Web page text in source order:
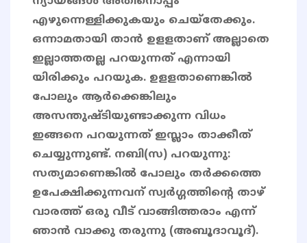
എഴുന്നെള്ളിക്കുകയും ചെയ്തേക്കും.
ഒന്നാമതായി താൻ ഉളളതാണ് അല്ലാതെ
ഇല്ലാത്തതല്ല പറയുന്നത് എന്നായി
യിരിക്കും പറയുക. ഉളളതാണെങ്കിൽ
പോലും ആർക്കെങ്കിലും
അസന്തുഷ്ടിയുണ്ടാക്കുന്ന വിധം
ഇങ്ങനെ പറയുന്നത് ഇസ്ലാം താക്കീത്
ചെയ്യുന്നുണ്ട്. നബി(സ) പറയുന്നു:
സത്യമാണെങ്കിൽ പോലും തർക്കത്തെ
ഉപേക്ഷിക്കുന്നവന് സ്വർഗ്ഗത്തിന്റെ താഴ്
വാരത്ത് ഒരു വീട് വാങ്ങിത്തരാം എന്ന്
ഞാൻ വാക്കു തരുന്നു (അബൂദാവൂദ്).